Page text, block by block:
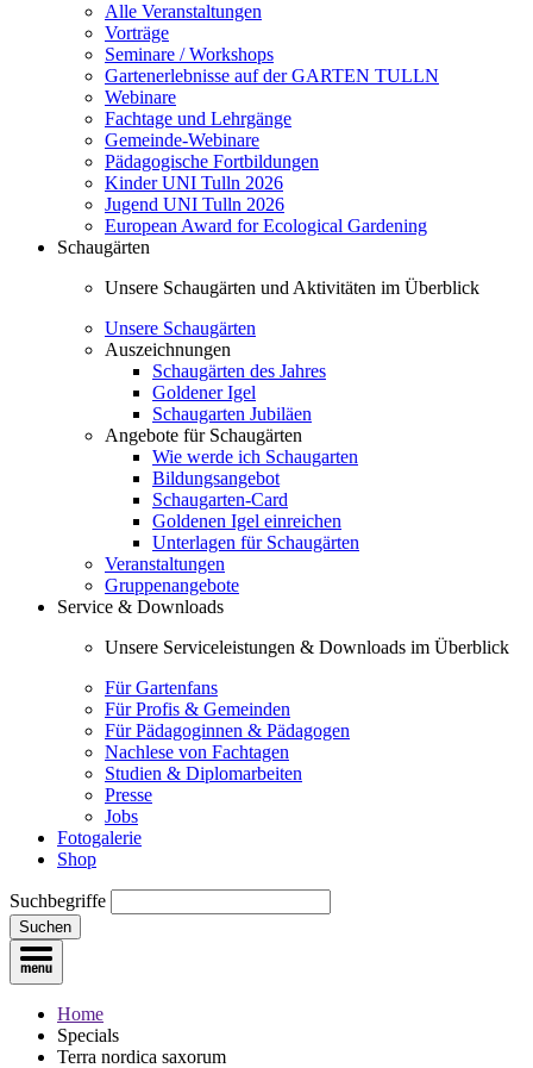
Alle Veranstaltungen
Vorträge
Seminare / Workshops
Gartenerlebnisse auf der GARTEN TULLN
Webinare
Fachtage und Lehrgänge
Gemeinde-Webinare
Pädagogische Fortbildungen
Kinder UNI Tulln 2026
Jugend UNI Tulln 2026
European Award for Ecological Gardening
Schaugärten
Unsere Schaugärten und Aktivitäten im Überblick
Unsere Schaugärten
Auszeichnungen
Schaugärten des Jahres
Goldener Igel
Schaugarten Jubiläen
Angebote für Schaugärten
Wie werde ich Schaugarten
Bildungsangebot
Schaugarten-Card
Goldenen Igel einreichen
Unterlagen für Schaugärten
Veranstaltungen
Gruppenangebote
Service & Downloads
Unsere Serviceleistungen & Downloads im Überblick
Für Gartenfans
Für Profis & Gemeinden
Für Pädagoginnen & Pädagogen
Nachlese von Fachtagen
Studien & Diplomarbeiten
Presse
Jobs
Fotogalerie
Shop
Suchbegriffe
Suchen
Home
Specials
Terra nordica saxorum